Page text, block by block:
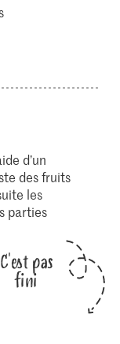
d’un
des fruits
les
parties
C'est pas
fini